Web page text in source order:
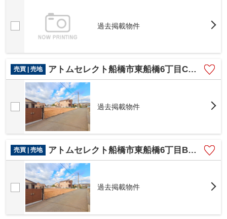
過去掲載物件
売買 | 売地 アトムセレクト船橋市東船橋6丁目C区画
過去掲載物件
売買 | 売地 アトムセレクト船橋市東船橋6丁目B区画
過去掲載物件